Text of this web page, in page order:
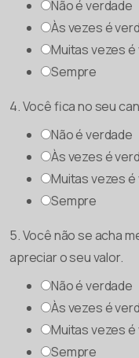
Não é verdade
Às vezes é
Muitas vezes
Sempre
4. Você fica no seu
Não é verdade
Às vezes é
Muitas vezes
Sempre
5. Você não se acha
apreciar o seu valor.
Não é verdade
Às vezes é
Muitas vezes
Sempre